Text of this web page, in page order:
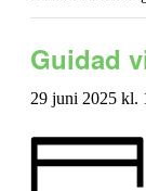
Guidad
29 juni 2025 kl.